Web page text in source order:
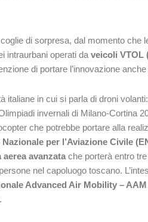
di sorpresa, dal momento
intraurbani operati da veicoli VTOL
di portare l’innovazione
italiane in cui si parla di droni volanti:
invernali di Milano-Cortina
che potrebbe portare alla
Nazionale per l’Aviazione Civile
avanzata che porterà entro
nel capoluogo toscano.
Advanced Air Mobility – AAM